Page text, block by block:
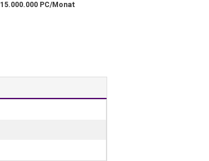
15.000.000 PC/Monat